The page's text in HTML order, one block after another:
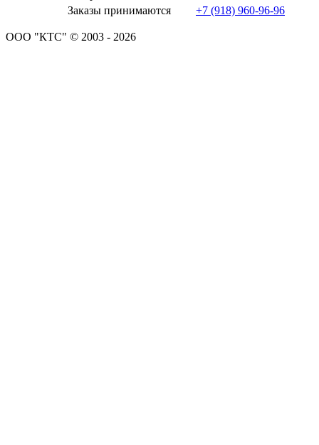
Заказы принимаются
+7 (918) 960-96-96
ООО "КТС" © 2003 - 2026